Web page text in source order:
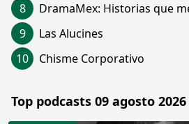
8
9
Las Alucines
10
Chisme Corporativo
Top podcasts 09 agosto 2026